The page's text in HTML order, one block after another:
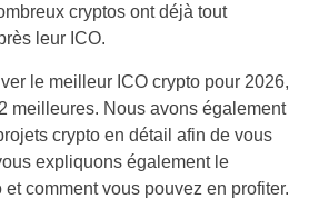
cryptos ont déjà tout
leur ICO.
le meilleur ICO crypto pour 2026,
meilleures. Nous avons également
crypto en détail afin de vous
expliquons également le
comment vous pouvez en profiter.